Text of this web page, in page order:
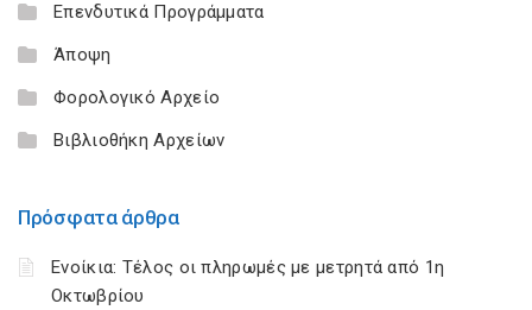
Επενδυτικά Προγράμματα
Άποψη
Φορολογικό Αρχείο
Βιβλιοθήκη Αρχείων
Πρόσφατα άρθρα
Ενοίκια: Τέλος οι πληρωμές με μετρητά από 1η
Οκτωβρίου